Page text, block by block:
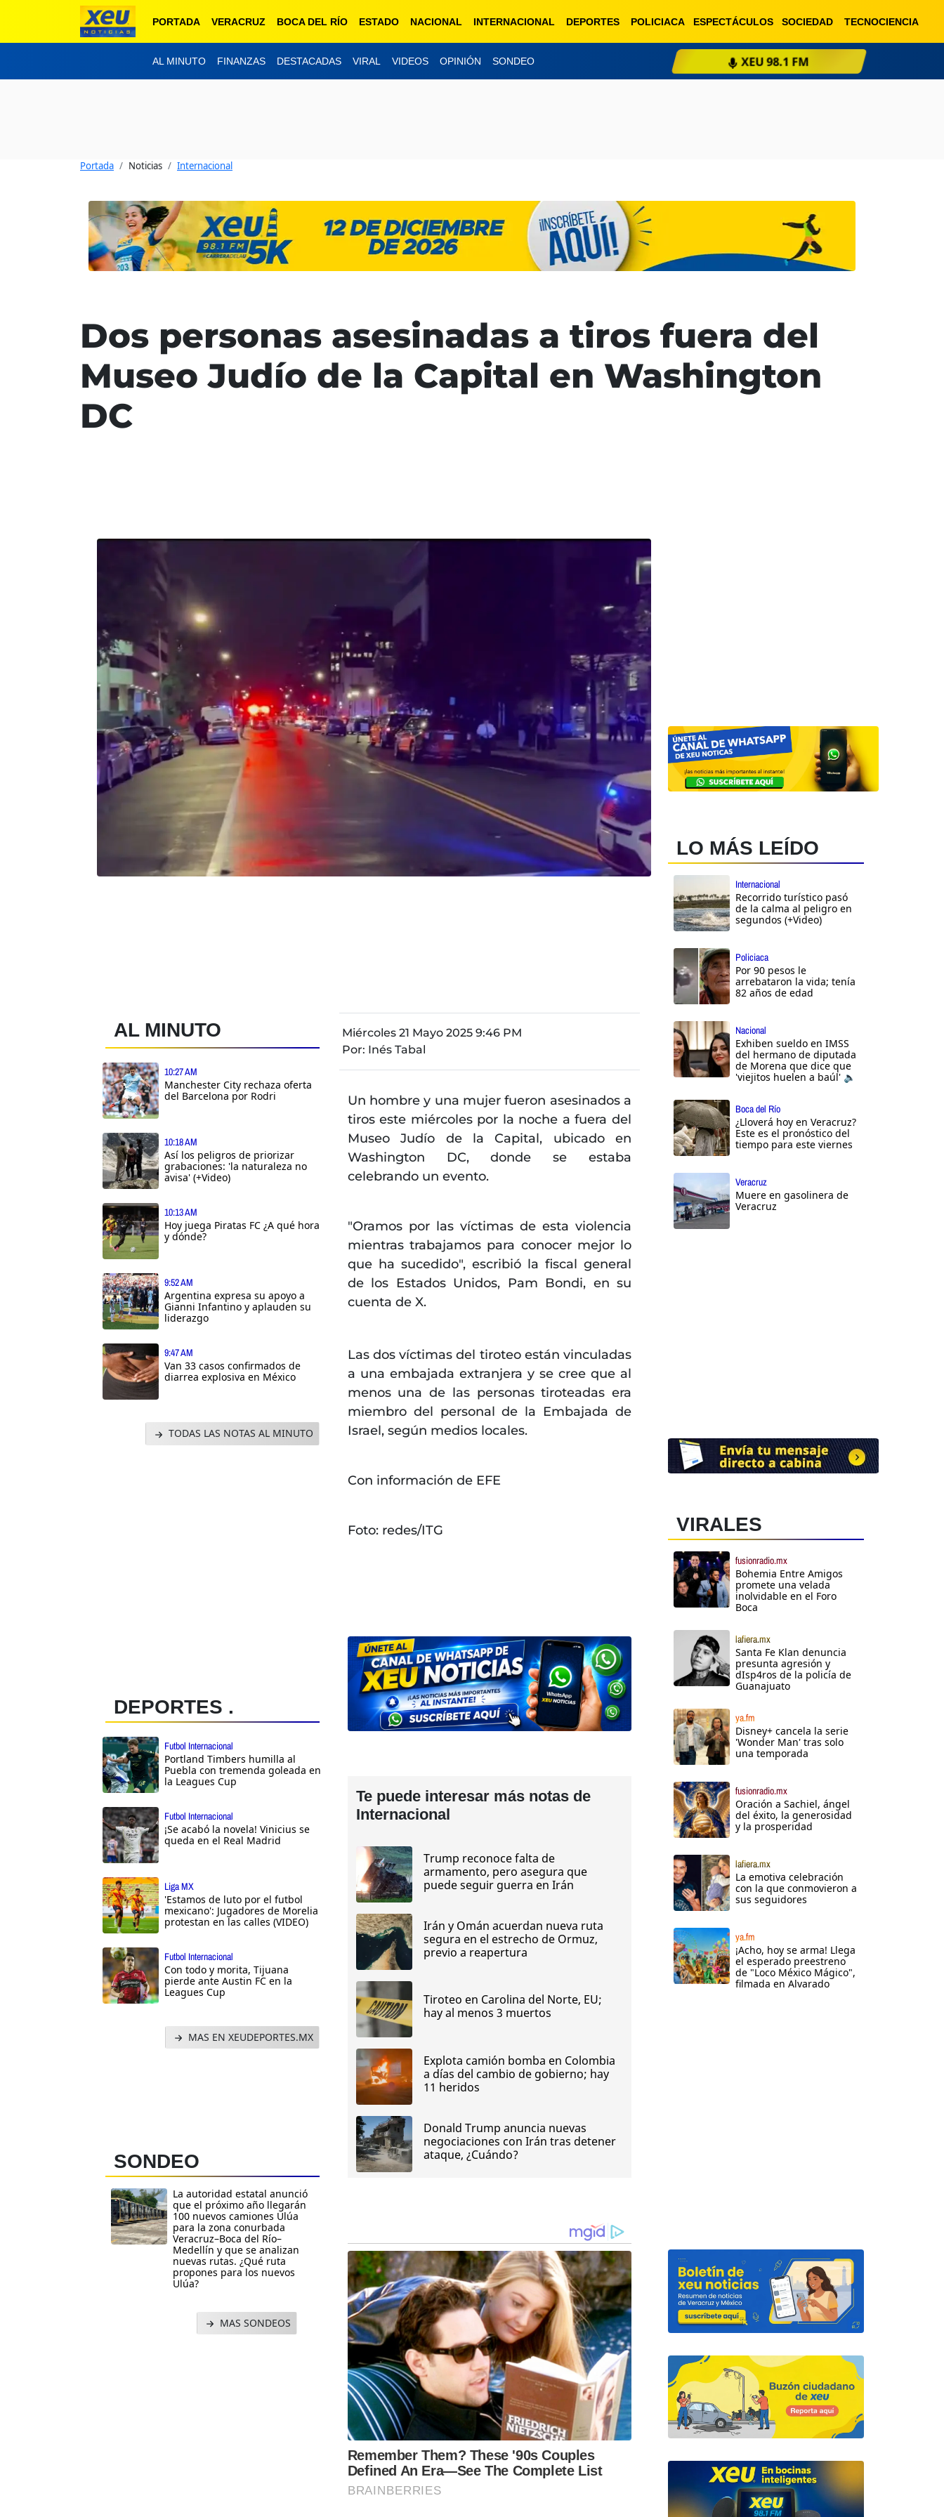
PORTADA VERACRUZ BOCA DEL RÍO ESTADO NACIONAL INTERNACIONAL DEPORTES POLICIACA ESPECTÁCULOS SOCIEDAD TECNOCIENCIA
AL MINUTO FINANZAS DESTACADAS VIRAL VIDEOS OPINIÓN SONDEO XEU 98.1 FM
Portada Noticias Internacional
Dos personas asesinadas a tiros fuera del
Museo Judío de la Capital en Washington
DC
AL MINUTO
10:27 AM
Manchester City rechaza oferta
del Barcelona por Rodri
10:18 AM
Así los peligros de priorizar
grabaciones: 'la naturaleza no
avisa' (+Video)
10:13 AM
Hoy juega Piratas FC ¿A qué hora
y dónde?
9:52 AM
Argentina expresa su apoyo a
Gianni Infantino y aplauden su
liderazgo
9:47 AM
Van 33 casos confirmados de
diarrea explosiva en México
TODAS LAS NOTAS AL MINUTO
DEPORTES .
Futbol Internacional
Portland Timbers humilla al
Puebla con tremenda goleada en
la Leagues Cup
Futbol Internacional
¡Se acabó la novela! Vinicius se
queda en el Real Madrid
Liga MX
'Estamos de luto por el futbol
mexicano': Jugadores de Morelia
protestan en las calles (VIDEO)
Futbol Internacional
Con todo y morita, Tijuana
pierde ante Austin FC en la
Leagues Cup
MAS EN XEUDEPORTES.MX
SONDEO
La autoridad estatal anunció
que el próximo año llegarán
100 nuevos camiones Ulúa
para la zona conurbada
Veracruz–Boca del Río–
Medellín y que se analizan
nuevas rutas. ¿Qué ruta
propones para los nuevos
Ulúa?
MAS SONDEOS
Miércoles 21 Mayo 2025 9:46 PM
Por: Inés Tabal
Un hombre y una mujer fueron asesinados a
tiros este miércoles por la noche a fuera del
Museo Judío de la Capital, ubicado en
Washington DC, donde se estaba
celebrando un evento.
"Oramos por las víctimas de esta violencia
mientras trabajamos para conocer mejor lo
que ha sucedido", escribió la fiscal general
de los Estados Unidos, Pam Bondi, en su
cuenta de X.
Las dos víctimas del tiroteo están vinculadas
a una embajada extranjera y se cree que al
menos una de las personas tiroteadas era
miembro del personal de la Embajada de
Israel, según medios locales.
Con información de EFE
Foto: redes/ITG
Te puede interesar más notas de
Internacional
Trump reconoce falta de
armamento, pero asegura que
puede seguir guerra en Irán
Irán y Omán acuerdan nueva ruta
segura en el estrecho de Ormuz,
previo a reapertura
Tiroteo en Carolina del Norte, EU;
hay al menos 3 muertos
Explota camión bomba en Colombia
a días del cambio de gobierno; hay
11 heridos
Donald Trump anuncia nuevas
negociaciones con Irán tras detener
ataque, ¿Cuándo?
LO MÁS LEÍDO
Internacional
Recorrido turístico pasó
de la calma al peligro en
segundos (+Video)
Policiaca
Por 90 pesos le
arrebataron la vida; tenía
82 años de edad
Nacional
Exhiben sueldo en IMSS
del hermano de diputada
de Morena que dice que
'viejitos huelen a baúl' 🔈
Boca del Río
¿Lloverá hoy en Veracruz?
Este es el pronóstico del
tiempo para este viernes
Veracruz
Muere en gasolinera de
Veracruz
VIRALES
fusionradio.mx
Bohemia Entre Amigos
promete una velada
inolvidable en el Foro
Boca
lafiera.mx
Santa Fe Klan denuncia
presunta agresión y
dIsp4ros de la policía de
Guanajuato
ya.fm
Disney+ cancela la serie
'Wonder Man' tras solo
una temporada
fusionradio.mx
Oración a Sachiel, ángel
del éxito, la generosidad
y la prosperidad
lafiera.mx
La emotiva celebración
con la que conmovieron a
sus seguidores
ya.fm
¡Acho, hoy se arma! Llega
el esperado preestreno
de "Loco México Mágico",
filmada en Alvarado